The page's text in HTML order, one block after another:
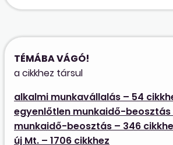
TÉMÁBA VÁGÓ!
a cikkhez társul
alkalmi munkavállalás – 54
egyenlőtlen munkaidő-beosztás
munkaidő-beosztás – 346
új Mt. – 1706 cikkhez